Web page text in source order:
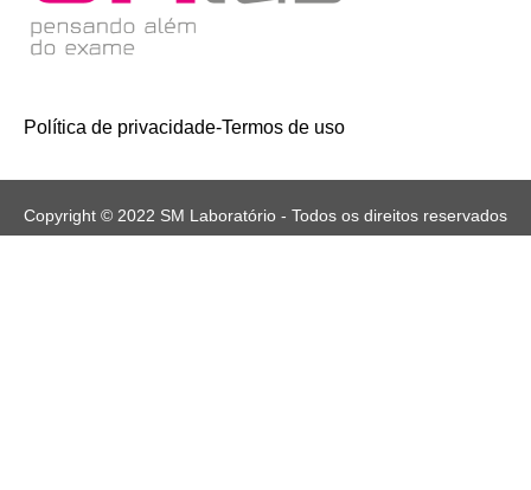
Política de privacidade-Termos de uso
Copyright © 2022 SM Laboratório - Todos os direitos reservados